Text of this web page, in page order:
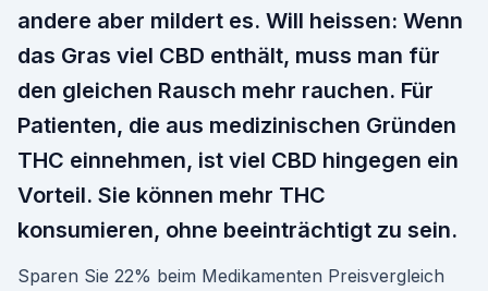
andere aber mildert es. Will heissen: Wenn
das Gras viel CBD enthält, muss man für
den gleichen Rausch mehr rauchen. Für
Patienten, die aus medizinischen Gründen
THC einnehmen, ist viel CBD hingegen ein
Vorteil. Sie können mehr THC
konsumieren, ohne beeinträchtigt zu sein.
Sparen Sie 22% beim Medikamenten Preisvergleich